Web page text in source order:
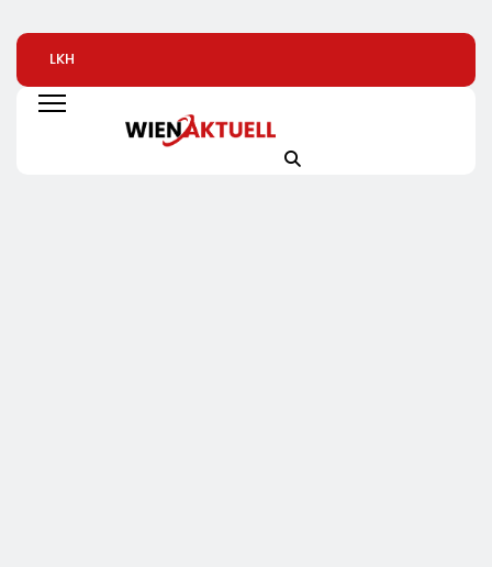
LKH
Krankenversicherung
Dreifach
Ausgezeichnet
Insolvenzen Sind
Bundesregierung
Verschärft Die
Wächst Weiter: